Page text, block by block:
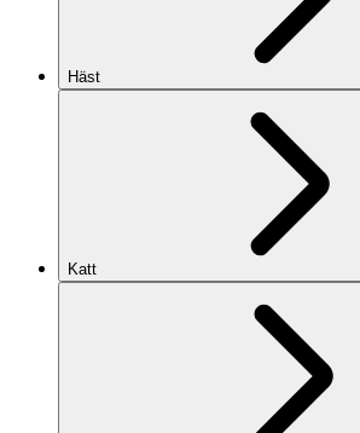
Häst
Katt